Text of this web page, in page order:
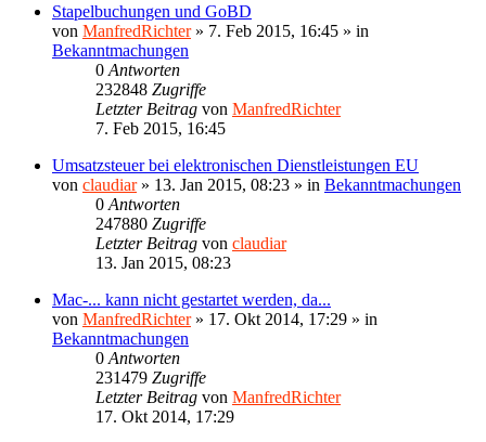
Stapelbuchungen und GoBD
von ManfredRichter» 7. Feb 2015, 16:45 » in
Bekanntmachungen
0 Antworten
232848 Zugriffe
Letzter Beitrag von ManfredRichter
7. Feb 2015, 16:45
Umsatzsteuer bei elektronischen Dienstleistungen EU
von claudiar» 13. Jan 2015, 08:23 » in Bekanntmachungen
0 Antworten
247880 Zugriffe
Letzter Beitrag von claudiar
13. Jan 2015, 08:23
Mac-... kann nicht gestartet werden, da...
von ManfredRichter» 17. Okt 2014, 17:29 » in
Bekanntmachungen
0 Antworten
231479 Zugriffe
Letzter Beitrag von ManfredRichter
17. Okt 2014, 17:29